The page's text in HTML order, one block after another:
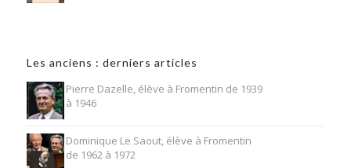
Les anciens : derniers articles
Pierre Dazelle, élève à Fromentin de 1939
à 1946
Dominique Le Saout, élève à Fromentin
de 1962 à 1972